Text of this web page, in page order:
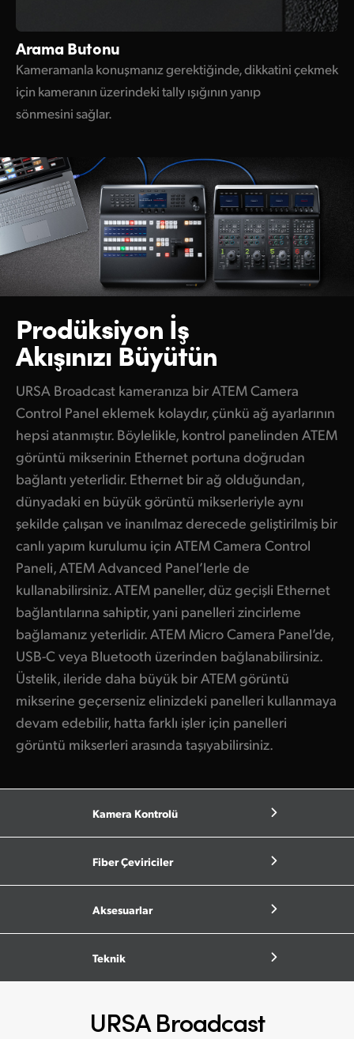
Arama Butonu
Kameramanla konuşmanız gerektiğinde, dikkatini çekmek
için kameranın üzerindeki tally ışığının yanıp
sönmesini sağlar.
Prodüksiyon İş
Akışınızı Büyütün
URSA Broadcast kameranıza bir ATEM Camera
Control Panel eklemek kolaydır, çünkü ağ ayarlarının
hepsi atanmıştır. Böylelikle, kontrol panelinden ATEM
görüntü mikserinin Ethernet portuna doğrudan
bağlantı yeterlidir. Ethernet bir ağ olduğundan,
dünyadaki en büyük görüntü mikserleriyle aynı
şekilde çalışan ve inanılmaz derecede geliştirilmiş bir
canlı yapım kurulumu için ATEM Camera Control
Paneli, ATEM Advanced Panel’lerle de
kullanabilirsiniz. ATEM paneller, düz geçişli Ethernet
bağlantılarına sahiptir, yani panelleri zincirleme
bağlamanız yeterlidir. ATEM Micro Camera Panel’de,
USB-C veya Bluetooth üzerinden bağlanabilirsiniz.
Üstelik, ileride daha büyük bir ATEM görüntü
mikserine geçerseniz elinizdeki panelleri kullanmaya
devam edebilir, hatta farklı işler için panelleri
görüntü mikserleri arasında taşıyabilirsiniz.
Kamera Kontrolü
Fiber Çeviriciler
Aksesuarlar
Teknik
URSA Broadcast